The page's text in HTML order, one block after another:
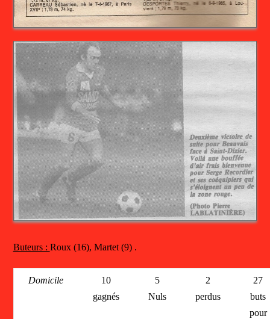
Buteurs : Roux (16), Martet (9) .
Domicile
10
gagnés
5
Nuls
2
perdus
27
buts
pour